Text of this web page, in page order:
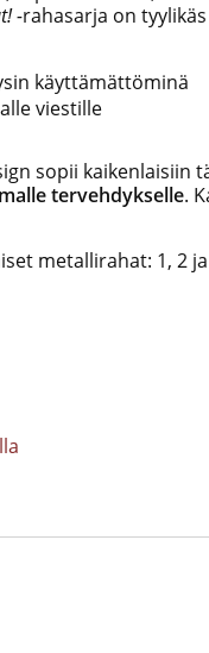
-rahasarja on
käyttämättöminä
viestille
sopii kaikenlaisiin
tervehdykselle.
metallirahat: 1, 2